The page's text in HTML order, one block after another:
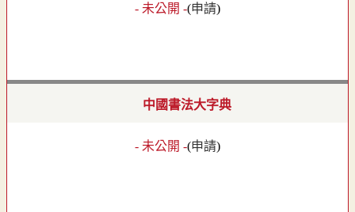
- 未公開 -(申請)
中國書法大字典
- 未公開 -(申請)